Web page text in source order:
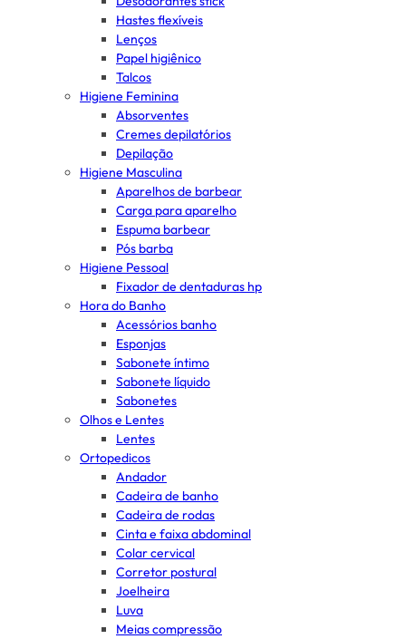
Hastes flexíveis
Lenços
Papel higiênico
Talcos
Higiene Feminina
Absorventes
Cremes depilatórios
Depilação
Higiene Masculina
Aparelhos de barbear
Carga para aparelho
Espuma barbear
Pós barba
Higiene Pessoal
Fixador de dentaduras hp
Hora do Banho
Acessórios banho
Esponjas
Sabonete íntimo
Sabonete líquido
Sabonetes
Olhos e Lentes
Lentes
Ortopedicos
Andador
Cadeira de banho
Cadeira de rodas
Cinta e faixa abdominal
Colar cervical
Corretor postural
Joelheira
Luva
Meias compressão